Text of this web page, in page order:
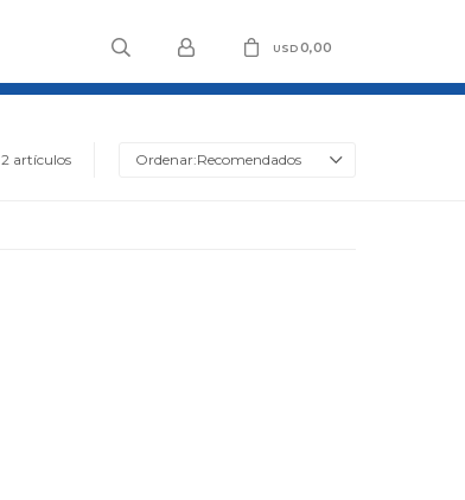
USD0,00
2 artículos Recomendados